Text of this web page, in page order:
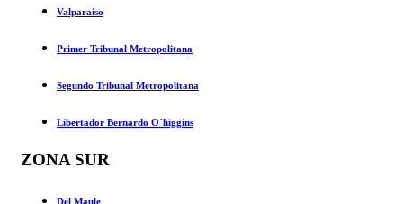
Valparaíso
Primer Tribunal Metropolitana
Segundo Tribunal Metropolitana
Libertador Bernardo O´higgins
ZONA SUR
Del Maule